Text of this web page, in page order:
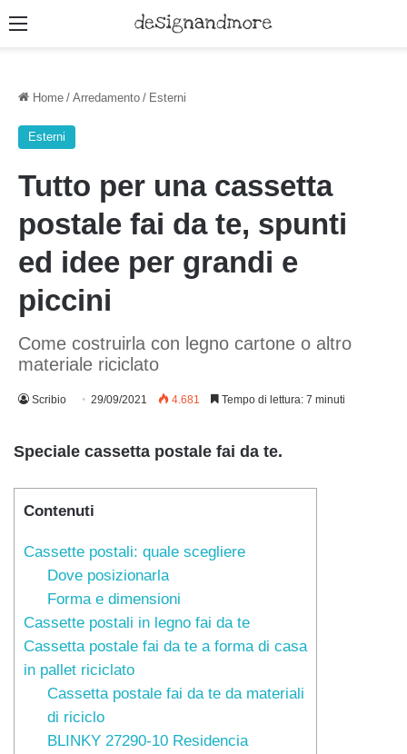
Menu
Home / Arredamento / Esterni
Esterni
Tutto per una cassetta
postale fai da te, spunti
ed idee per grandi e
piccini
Come costruirla con legno cartone o altro
materiale riciclato
Scribio 29/09/2021 4.681 Tempo di lettura: 7 minuti
Speciale cassetta postale fai da te.
Contenuti
Cassette postali: quale scegliere
Dove posizionarla
Forma e dimensioni
Cassette postali in legno fai da te
Cassetta postale fai da te a forma di casa
in pallet riciclato
Cassetta postale fai da te da materiali
di riciclo
BLINKY 27290-10 Residencia